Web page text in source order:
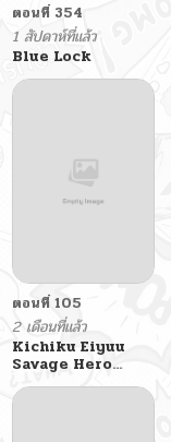
ตอนที่ 354
1 สัปดาห์ที่แล้ว
Blue Lock
ตอนที่ 105
2 เดือนที่แล้ว
Kichiku Eiyuu
Savage Hero
วีรบุรุษปีศาจ